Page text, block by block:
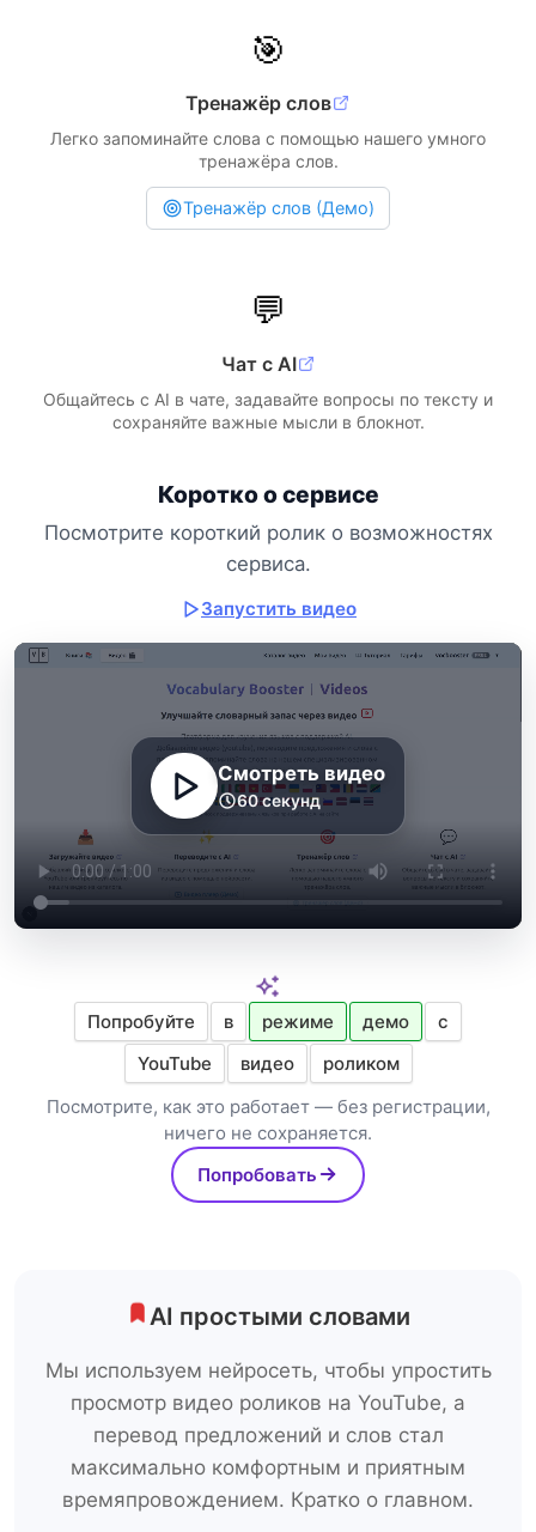
🎯
Тренажёр слов
Легко запоминайте слова с помощью нашего умного
тренажёра слов.
Тренажёр слов (Демо)
💬
Чат с AI
Общайтесь с AI в чате, задавайте вопросы по тексту и
сохраняйте важные мысли в блокнот.
Коротко о сервисе
Посмотрите короткий ролик о возможностях
сервиса.
Запустить видео
Смотреть видео
60 секунд
Попробуйте в режиме демо
с
YouTube
видео
роликом
Посмотрите, как это работает — без регистрации,
ничего не сохраняется.
Попробовать
AI простыми словами
Мы используем нейросеть, чтобы упростить
просмотр видео роликов на YouTube, а
перевод предложений и слов стал
максимально комфортным и приятным
времяпровождением. Кратко о главном.